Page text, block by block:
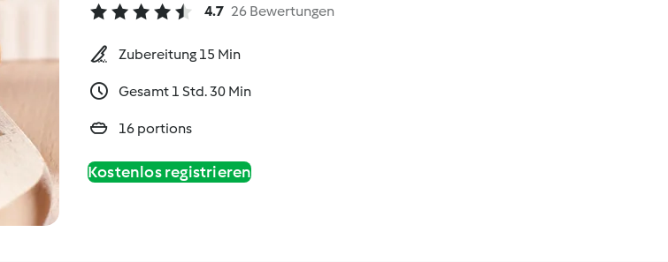
4.7 26 Bewertungen
Zubereitung 15 Min
Gesamt 1 Std. 30 Min
16 portions
Kostenlos registrieren